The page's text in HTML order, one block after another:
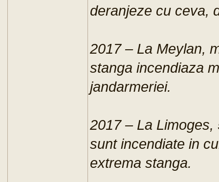
deranjeze cu ceva,
2017 – La Meylan,
stanga incendiaza
jandarmeriei.
2017 – La
sunt incendiate in
extrema stanga.